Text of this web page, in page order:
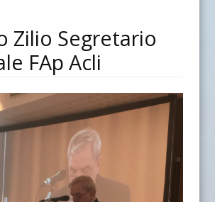
Zilio Segretario
FAp Acli